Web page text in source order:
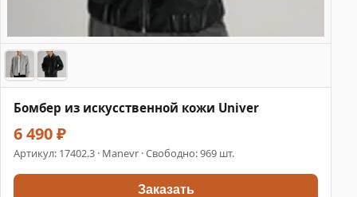
Бомбер из искусственной кожи Univer
6 490 ₽
Артикул: 17402.3 · Manevr · Свободно: 969 шт.
Заказать